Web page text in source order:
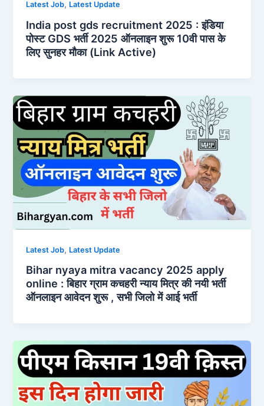
Latest Job, Latest Update
India post gds recruitment 2025 : इंडिया
पोस्ट GDS भर्ती 2025 ऑनलाइन शुरू 10वी पास के
लिए सुनहर मौका (Link Active)
Latest Job, Latest Update
Bihar nyaya mitra vacancy 2025 apply
online : बिहार ग्राम कचहरी न्याय मित्र की नयी भर्ती
ऑनलाइन आवेदन शुरू , सभी जिलो में आई भर्ती